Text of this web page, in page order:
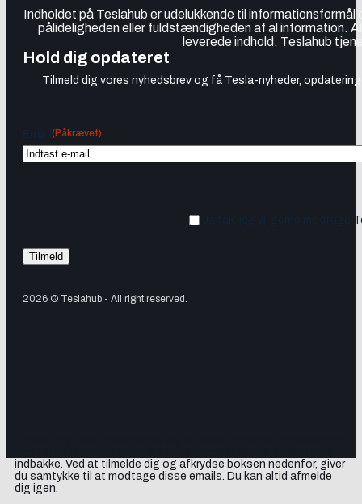
Indholdet på Teslahub er udelukkende til
pålideligheden eller fuldstændigheden af al information.
leverede indhold. Teslahub
Hold dig opdateret
Tilmeld dig vores nyhedsbrev og få Tesla-nyheder,
(Påkrævet)
Ja tak, jeg vil gerne modtage
2026 © Teslahub - All right reserved.
indbakke. Ved at tilmelde dig og afkrydse boksen nedenfor, giver
du samtykke til at modtage disse emails. Du kan altid afmelde
dig igen.